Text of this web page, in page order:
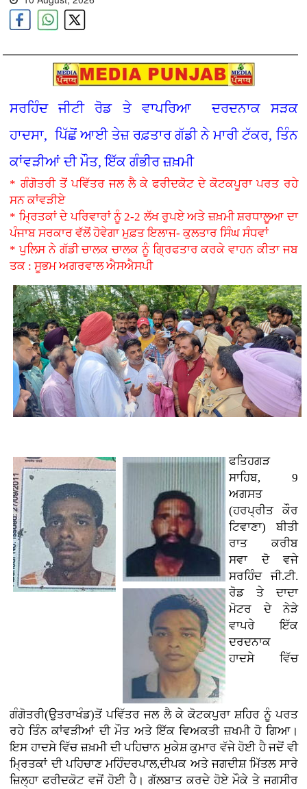
ਸਰਹਿੰਦ ਜੀਟੀ ਰੋਡ ਤੇ ਵਾਪਰਿਆ ਦਰਦਨਾਕ ਸੜਕ
ਹਾਦਸਾ, ਪਿੱਛੋਂ ਆਈ ਤੇਜ਼ ਰਫ਼ਤਾਰ ਗੱਡੀ ਨੇ ਮਾਰੀ ਟੱਕਰ, ਤਿੰਨ
ਕਾਂਵੜੀਆਂ ਦੀ ਮੌਤ, ਇੱਕ ਗੰਭੀਰ ਜ਼ਖ਼ਮੀ
* ਗੰਗੋਤਰੀ ਤੋਂ ਪਵਿੱਤਰ ਜਲ ਲੈ ਕੇ ਫਰੀਦਕੋਟ ਦੇ ਕੋਟਕਪੂਰਾ ਪਰਤ ਰਹੇ
ਸਨ ਕਾਂਵੜੀਏ
* ਮ੍ਰਿਤਕਾਂ ਦੇ ਪਰਿਵਾਰਾਂ ਨੂੰ 2-2 ਲੱਖ ਰੁਪਏ ਅਤੇ ਜ਼ਖ਼ਮੀ ਸ਼ਰਧਾਲੂਆ ਦਾ
ਪੰਜਾਬ ਸਰਕਾਰ ਵੱਲੋਂ ਹੋਵੇਗਾ ਮੁਫ਼ਤ ਇਲਾਜ- ਕੁਲਤਾਰ ਸਿੰਘ ਸੰਧਵਾਂ
* ਪੁਲਿਸ ਨੇ ਗੱਡੀ ਚਾਲਕ ਚਾਲਕ ਨੂੰ ਗ੍ਰਿਫਤਾਰ ਕਰਕੇ ਵਾਹਨ ਕੀਤਾ ਜਬ
ਤਕ : ਸੂਭਮ ਅਗਰਵਾਲ ਐਸਐਸਪੀ
ਫਤਿਹਗੜ
ਸਾਹਿਬ, 9
ਅਗਸਤ
(ਹਰਪ੍ਰੀਤ ਕੌਰ
ਟਿਵਾਣਾ)ਬੀਤੀ
ਰਾਤ ਕਰੀਬ
ਸਵਾ ਦੋ ਵਜੇ
ਸਰਹਿੰਦ ਜੀ.ਟੀ.
ਰੋਡ ਤੇ ਦਾਦਾ
ਮੋਟਰ ਦੇ ਨੇੜੇ
ਵਾਪਰੇ ਇੱਕ
ਦਰਦਨਾਕ
ਹਾਦਸੇ ਵਿੱਚ
ਗੰਗੋਤਰੀ(ਉਤਰਾਖੰਡ)ਤੋਂ ਪਵਿੱਤਰ ਜਲ ਲੈ ਕੇ ਕੋਟਕਪੁਰਾ ਸ਼ਹਿਰ ਨੂੰ ਪਰਤ
ਰਹੇ ਤਿੰਨ ਕਾਂਵੜੀਆਂ ਦੀ ਮੌਤ ਅਤੇ ਇੱਕ ਵਿਅਕਤੀ ਜ਼ਖਮੀ ਹੋ ਗਿਆ।
ਇਸ ਹਾਦਸੇ ਵਿੱਚ ਜ਼ਖ਼ਮੀ ਦੀ ਪਹਿਚਾਨ ਮੁਕੇਸ਼ ਕੁਮਾਰ ਵੱਜੇ ਹੋਈ ਹੈ ਜਦੋਂ ਵੀ
ਮ੍ਰਿਤਕਾਂ ਦੀ ਪਹਿਚਾਣ ਮਹਿੰਦਰਪਾਲ,ਦੀਪਕ ਅਤੇ ਜਗਦੀਸ਼ ਮਿੱਤਲ ਸਾਰੇ
ਜ਼ਿਲ੍ਹਾ ਫਰੀਦਕੋਟ ਵਜੋਂ ਹੋਈ ਹੈ। ਗੱਲਬਾਤ ਕਰਦੇ ਹੋਏ ਮੌਕੇ ਤੇ ਜਗਸੀਰ